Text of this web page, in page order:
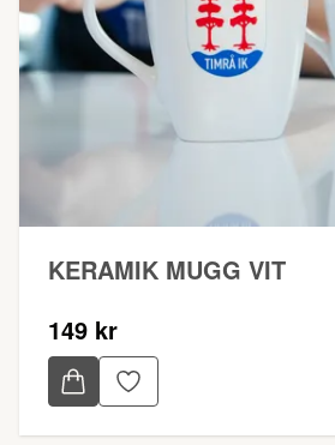
KERAMIK MUGG VIT
149 kr